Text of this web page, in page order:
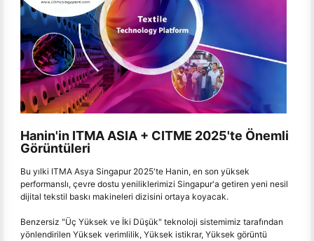
Hanin'in ITMA ASIA + CITME 2025'te Önemli
Görüntüleri
Bu yılki ITMA Asya Singapur 2025'te Hanin, en son yüksek
performanslı, çevre dostu yeniliklerimizi Singapur'a getiren yeni nesil
dijital tekstil baskı makineleri dizisini ortaya koyacak.
Benzersiz "Üç Yüksek ve İki Düşük" teknoloji sistemimiz tarafından
yönlendirilen Yüksek verimlilik, Yüksek istikrar, Yüksek görüntü